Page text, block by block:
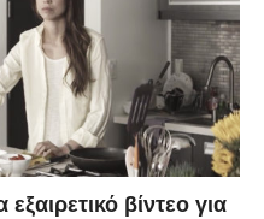
βίντεο για